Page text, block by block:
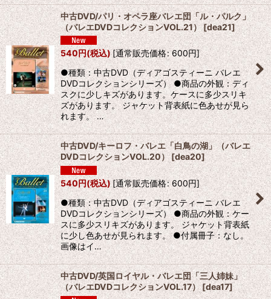
中古DVD/パリ・オペラ座バレエ団「ル・パルク」
（バレエDVDコレクションVOL.21）[dea21]
540円(税込) [通常販売価格: 600円]
●種類：中古DVD（ディアゴスティーニ バレエ
DVDコレクションシリーズ） ●商品の外観：ディ
スクに少しキズがあります。ケースに多少スリキ
ズがあります。 ジャケット背表紙に色あせが見ら
れます。 …
中古DVD/キーロフ・バレエ「白鳥の湖」（バレエ
DVDコレクションVOL.20）[dea20]
540円(税込) [通常販売価格: 600円]
●種類：中古DVD（ディアゴスティーニ バレエ
DVDコレクションシリーズ） ●商品の外観：ケー
スに多少スリキズがあります。 ジャケット背表紙
に少し色あせが見られます。 ●付属冊子：なし。
画像はイ…
中古DVD/英国ロイヤル・バレエ団「三人姉妹」
（バレエDVDコレクションVOL.17）[dea17]